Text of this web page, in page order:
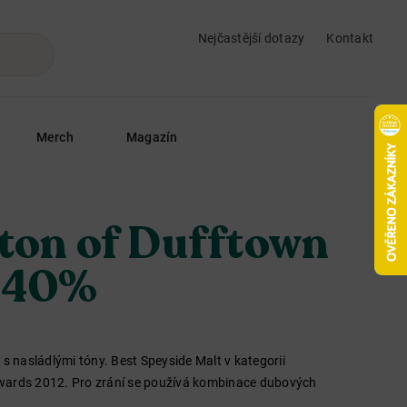
Nejčastější dotazy
Kontakt
Merch Magazín
of Dufftown
nasládlými tóny. Best Speyside Malt v kategorii
2012. Pro zrání se používá kombinace dubových